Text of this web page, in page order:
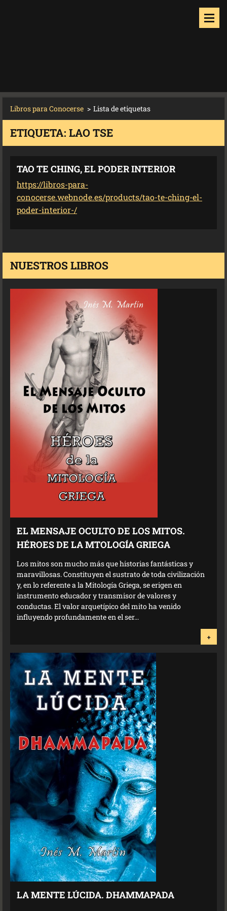
Libros para Conocerse > Lista de etiquetas
ETIQUETA: LAO TSE
TAO TE CHING, EL PODER INTERIOR
https://libros-para-
conocerse.webnode.es/products/tao-te-ching-el-
poder-interior-/
NUESTROS LIBROS
EL MENSAJE OCULTO DE LOS MITOS.
HÉROES DE LA MTOLOGÍA GRIEGA
Los mitos son mucho más que historias fantásticas y
maravillosas. Constituyen el sustrato de toda civilización
y, en lo referente a la Mitología Griega, se erigen en
instrumento educador y transmisor de valores y
conductas. El valor arquetípico del mito ha venido
influyendo profundamente en el ser...
+
LA MENTE LÚCIDA. DHAMMAPADA